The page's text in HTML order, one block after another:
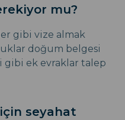
mu?
gibi vize almak
doğum belgesi
gibi ek evraklar talep
seyahat